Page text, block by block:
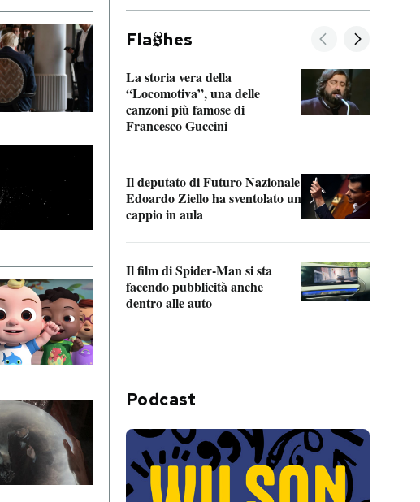
Fla hes
La storia vera della
“Locomotiva”, una delle
canzoni più famose di
Francesco Guccini
Il deputato di Futuro Nazionale
Edoardo Ziello ha sventolato un
cappio in aula
Il film di Spider-Man si sta
facendo pubblicità anche
dentro alle auto
Podcast